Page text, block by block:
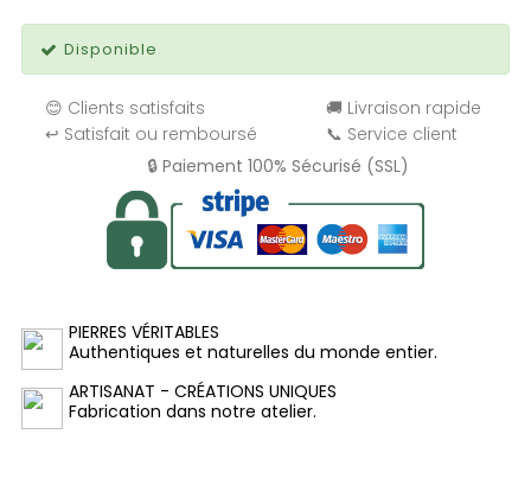
Disponible
😊 Clients satisfaits
🚚 Livraison rapide
↩️ Satisfait ou remboursé
📞 Service client
🔒 Paiement 100% Sécurisé (SSL)
PIERRES VÉRITABLES
Authentiques et naturelles du monde entier.
ARTISANAT - CRÉATIONS UNIQUES
Fabrication dans notre atelier.